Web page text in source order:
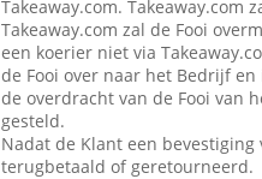
Takeaway.com.
Takeaway.com zal de Fooi
een koerier niet via
de Fooi over naar het Bedrijf
de overdracht van de Fooi van
gesteld.
Nadat de Klant een
terugbetaald of geretourneerd.